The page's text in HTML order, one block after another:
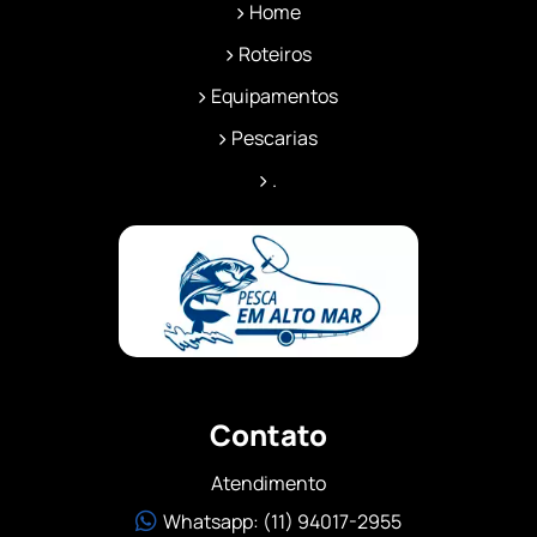
Home
Roteiros
Equipamentos
Pescarias
.
Contato
Atendimento
Whatsapp: (11) 94017-2955